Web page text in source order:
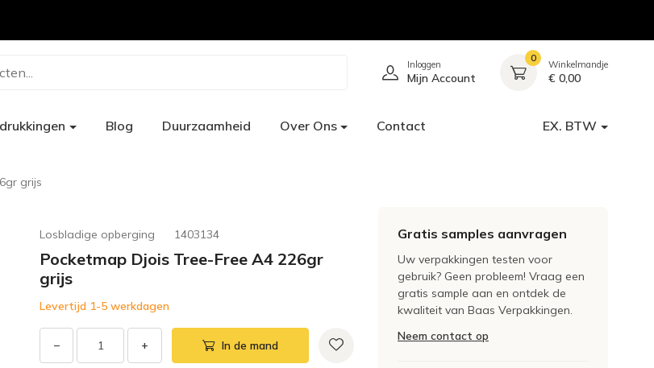
Inloggen
Mijn Account
0
Winkelmandje
€ 0,00
Blog Duurzaamheid Over Ons Contact EX. BTW
grijs
Losbladige opberging 1403134
Pocketmap Djois Tree-Free A4 226gr
grijs
Levertijd 1-5 werkdagen
− + In de mand
Gratis samples aanvragen
Uw verpakkingen testen voor
gebruik? Geen probleem! Vraag een
gratis sample aan en ontdek de
kwaliteit van Baas Verpakkingen.
Neem contact op